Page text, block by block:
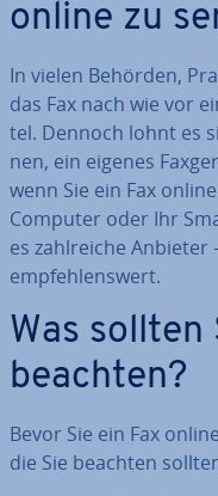
online zu
In vielen Behörden,
das Fax nach wie vor
tel. Dennoch lohnt es
nen, ein eigenes
wenn Sie ein Fax
Computer oder Ihr
es zahl­rei­che
emp­feh­lens­wert.
Was sollten
beachten?
Bevor Sie ein Fax
die Sie beachten